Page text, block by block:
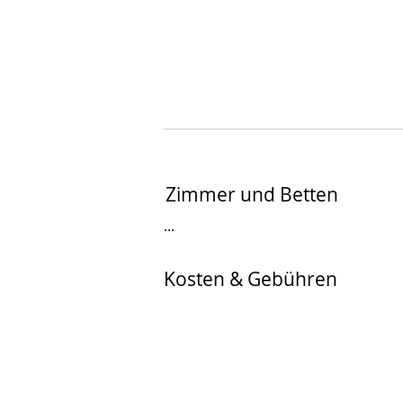
Zimmer und Betten
...
Kosten & Gebühren